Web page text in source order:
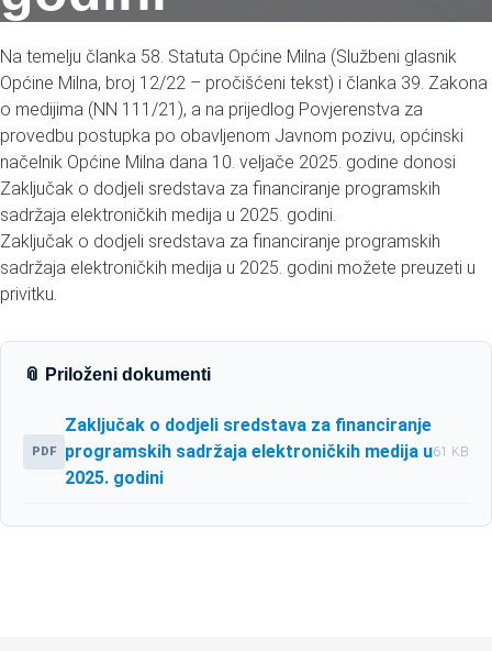
Na temelju članka 58. Statuta Općine Milna (Službeni glasnik
Općine Milna, broj 12/22 – pročišćeni tekst) i članka 39. Zakona
o medijima (NN 111/21), a na prijedlog Povjerenstva za
provedbu postupka po obavljenom Javnom pozivu, općinski
načelnik Općine Milna dana 10. veljače 2025. godine donosi
Zaključak o dodjeli sredstava za financiranje programskih
sadržaja elektroničkih medija u 2025. godini.
Zaključak o dodjeli sredstava za financiranje programskih
sadržaja elektroničkih medija u 2025. godini možete preuzeti u
privitku.
📎 Priloženi dokumenti
PDF
Zaključak o dodjeli sredstava za financiranje
programskih sadržaja elektroničkih medija u
2025. godini
61 KB